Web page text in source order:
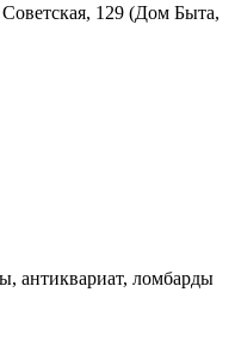
129 (Дом Быта,
антиквариат, ломбарды